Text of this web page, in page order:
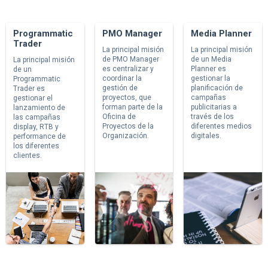
Programmatic
Trader
La principal misión
de un
Programmatic
Trader es
gestionar el
lanzamiento de
las campañas
display, RTB y
performance de
los diferentes
clientes.
PMO Manager
La principal misión
de PMO Manager
es centralizar y
coordinar la
gestión de
proyectos, que
forman parte de la
Oficina de
Proyectos de la
Organización.
Media Planner
La principal misión
de un Media
Planner es
gestionar la
planificación de
campañas
publicitarias a
través de los
diferentes medios
digitales.